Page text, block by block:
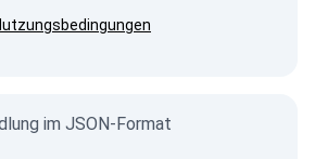
im JSON-Format